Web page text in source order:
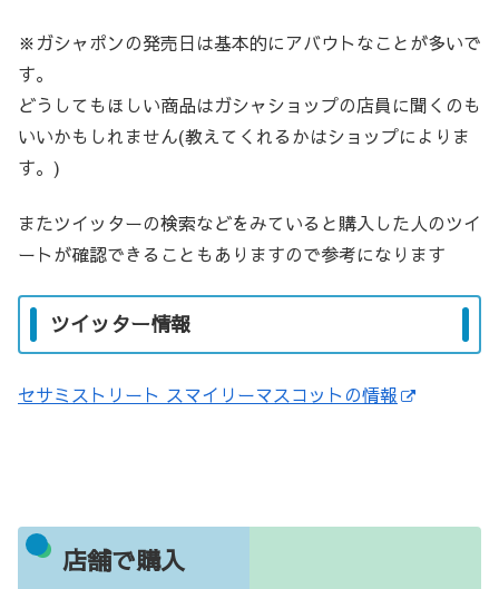
※ガシャポンの発売日は基本的にアバウトなことが多いで
す。
どうしてもほしい商品はガシャショップの店員に聞くのも
いいかもしれません(教えてくれるかはショップによりま
す。)
またツイッターの検索などをみていると購入した人のツイ
ートが確認できることもありますので参考になります
ツイッター情報
セサミストリート スマイリーマスコットの情報
店舗で購入